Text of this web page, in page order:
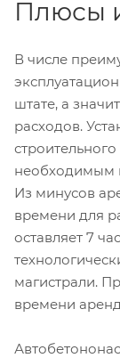
Плюсы
В числе
штате, а
расходов.
необходимым
Из минусов
времени для
оставляет 7
магистрали.
времени